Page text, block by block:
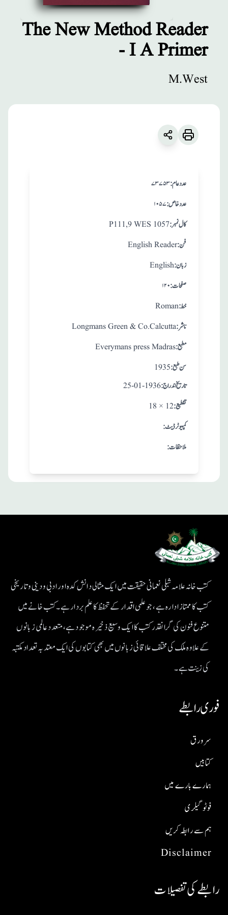
I A Primer
The New Method Reader
- I A Primer
M.West
۷۳۷۵۳:عدد عام
۱۰۵۷:عدد خاص
P111,9 WES 1057:کال نمبر
English Reader :فن
English:زبان
۱۲۰ :صفحات
Roman:خط
Longmans Green & Co.Calcutta :ناشر
Everymans press Madras:مطبع
1935 : سن طبع
25-01-1936: تاريخ اندراج
18 × 12 :تقطيع
:کمپیوٹر ڈیٹ
:ملاحظات
کتب خانہ علامہ شبلی نعمانی حقیقت میں ایک مثالی دانش کدہ اور ادبی ودینی و تاریخی
کتب کا ممتاز ادارہ ہے، جو علمی اقدار کے تحفظ کا علم بردار ہے۔کتب خانے میں
متنوع فنون کی گرانقدر کتب کا ایک وسیع ذخیرہ موجود ہے، متعدد عالمی زبانوں
کے علاوہ ملک کی مختلف علاقائی زبانوں میں بھی کتابوں کی ایک معتد بہ تعداد مکتبہ
کی زینت ہے۔
فوری رابطے
Disclaimer
ہم سے رابطہ کریں
فوٹو گیلری
ہمارے بارے میں
کتابیں
سر ورق
رابطے کی تفصیلات